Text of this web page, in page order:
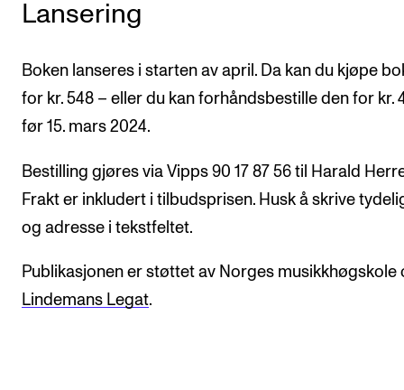
Lansering
Boken lanseres i starten av april. Da kan du kjøpe
for kr. 548 – eller du kan forhåndsbestille den for kr.
før 15. mars 2024.
Bestilling gjøres via Vipps 90 17 87 56 til Harald
Frakt er inkludert i tilbudsprisen. Husk å skrive
og adresse i tekstfeltet.
Publikasjonen er støttet av Norges musikkhøgskole
Lindemans Legat.